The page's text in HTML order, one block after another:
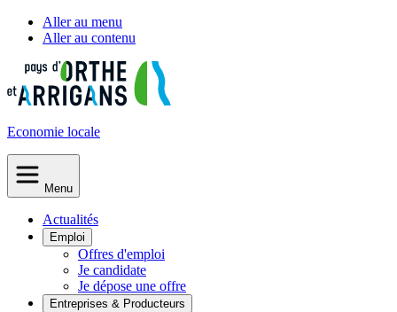
Aller au menu
Aller au contenu
Economie locale
Menu
Actualités
Emploi
Offres d'emploi
Je candidate
Je dépose une offre
Entreprises & Producteurs